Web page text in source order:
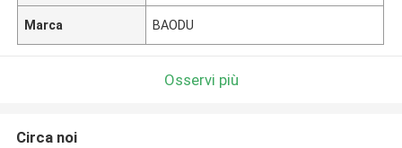
Marca BAODU
Osservi più
Circa noi